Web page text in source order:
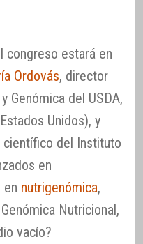
congreso estará en
Ordovás, director
Genómica del USDA,
Unidos), y
del Instituto
en
en nutrigenómica,
Nutricional,
vacío?